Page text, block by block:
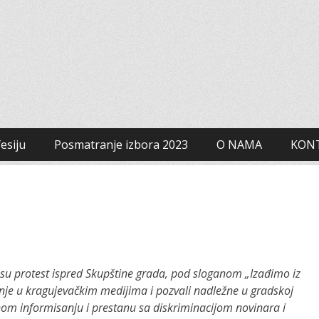
građanski aktivizam
Posmatranje izbora 2023 O NAMA
protest ispred Skupštine grada, pod sloganom „Izađimo iz
u kragujevačkim medijima i pozvali nadležne u gradskoj
informisanju i prestanu sa diskriminacijom novinara i